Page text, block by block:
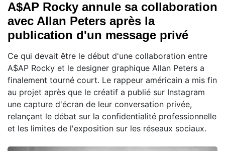
A$AP Rocky annule sa collaboration
avec Allan Peters après la
publication d'un message privé
Ce qui devait être le début d'une collaboration entre
A$AP Rocky et le designer graphique Allan Peters a
finalement tourné court. Le rappeur américain a mis fin
au projet après que le créatif a publié sur Instagram
une capture d'écran de leur conversation privée,
relançant le débat sur la confidentialité professionnelle
et les limites de l'exposition sur les réseaux sociaux.